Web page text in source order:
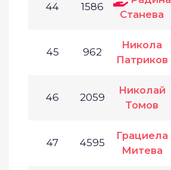
44 1586
Станева
45 962
Никола
Патриков
46 2059
Николай
Томов
47 4595
Грациела
Митева